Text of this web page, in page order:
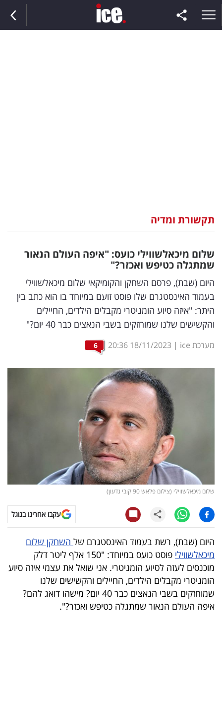
וצרכנות
דיגיטל
וטק
שיווק
ופרסום
משפט
מדדים
קריפטו
ויראלי
טלוויזיה
עסקי
ספורט
קריירה
ולימודים
מינויים
תקשורת ומדיה
שלום מיכאלשווילי כועס: "איפה העולם הנאור
שמתגלה כטיפש ואכזר?"
היום (שבת), פרסם השחקן והקומיקאי שלום מיכאלשווילי
בעמוד האינסטגרם שלו פוסט זועם במיוחד בו הוא כתב בין
היתר: "איזה סיוע הומניטרי מקבלים הילדים, החיילים
והקשישים שלנו שמוחזקים בשבי הנאצים כבר 40 יום?"
מערכת ice |
18/11/2023
20:36
6
שלום מיכאלשווילי (צילום פלאש 90 קובי גדעון)
עקבו אחרינו בגוגל
היום (שבת), רשת בעמוד האינסטגרם של השחקן שלום
מיכאלשווילי
פוסט כועס במיוחד: "150 אלף ליטר דלק
מוכנסים לעזה לסיוע הומניטרי. אני שואל את עצמי איזה סיוע
הומניטרי מקבלים הילדים, החיילים והקשישים שלנו
שמוחזקים בשבי הנאצים כבר 40 יום? מישהו דואג להם?
איפה העולם הנאור שמתגלה כטיפש ואכזר?".